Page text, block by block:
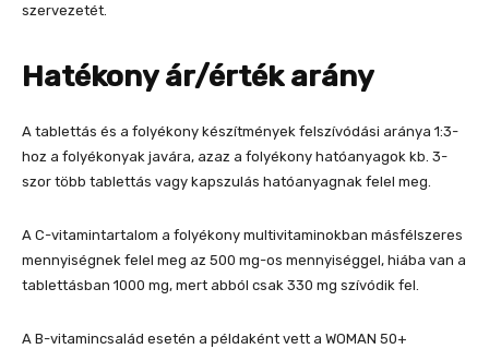
szervezetét.
Hatékony ár/érték arány
A tablettás és a folyékony készítmények felszívódási aránya 1:3-
hoz a folyékonyak javára, azaz a folyékony hatóanyagok kb. 3-
szor több tablettás vagy kapszulás hatóanyagnak felel meg.
A C-vitamintartalom a folyékony multivitaminokban másfélszeres
mennyiségnek felel meg az 500 mg-os mennyiséggel, hiába van a
tablettásban 1000 mg, mert abból csak 330 mg szívódik fel.
A B-vitamincsalád esetén a példaként vett a WOMAN 50+